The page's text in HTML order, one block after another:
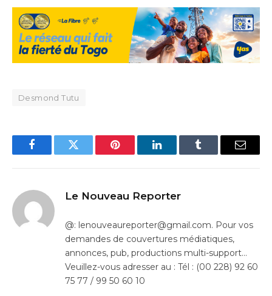
Desmond Tutu
FacebookTwitter Pinterest LinkedInTumblr Email
Le Nouveau Reporter
@: lenouveaureporter@gmail.com. Pour vos
demandes de couvertures médiatiques,
annonces, pub, productions multi-support…
Veuillez-vous adresser au : Tél : (00 228) 92 60
75 77 / 99 50 60 10